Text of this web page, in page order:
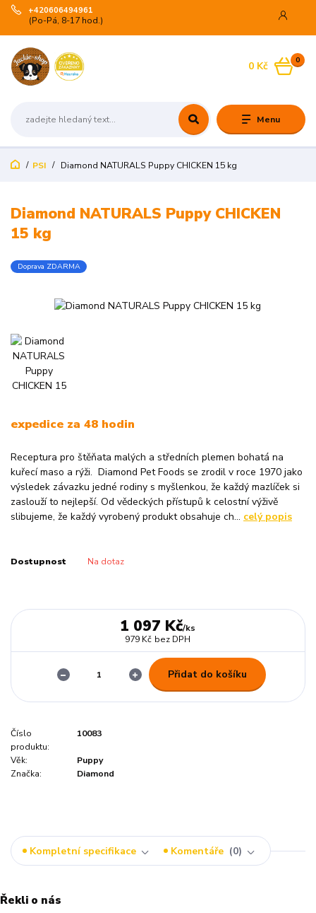
Menu
+420606494961
(Po-Pá, 8-17 hod.)
0
0 Kč
PSI Diamond NATURALS Puppy CHICKEN 15 kg
Diamond NATURALS Puppy CHICKEN
15 kg
Doprava ZDARMA
expedice za 48 hodin
Receptura pro štěňata malých a středních plemen bohatá na
kuřecí maso a rýži. Diamond Pet Foods se zrodil v roce 1970 jako
výsledek závazku jedné rodiny s myšlenkou, že každý mazlíček si
zaslouží to nejlepší. Od vědeckých přístupů k celostní výživě
slibujeme, že každý vyrobený produkt obsahuje ch... celý popis
Dostupnost Na dotaz
1 097 Kč/ks
979 Kč bez DPH
Přidat do košíku
Číslo
produktu:
10083
Věk:
Puppy
Značka:
Diamond
Kompletní specifikace Komentáře 0
Řekli o nás